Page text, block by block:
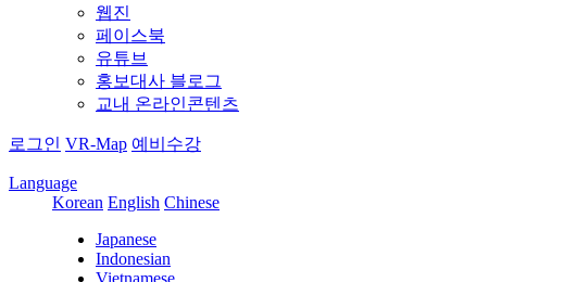
웹진
페이스북
유튜브
홍보대사 블로그
교내 온라인콘텐츠
로그인 VR-Map 예비수강
Language
Korean English Chinese
Japanese
Indonesian
Vietnamese